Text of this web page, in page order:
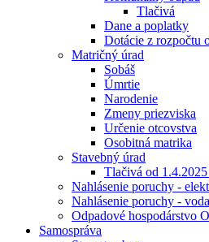
Tlačivá
Dane a poplatky
Dotácie z rozpočtu
Matričný úrad
Sobáš
Úmrtie
Narodenie
Zmeny priezviska
Určenie otcovstva
Osobitná matrika
Stavebný úrad
Tlačivá od
Nahlásenie poruchy -
Nahlásenie poruchy - voda
Odpadové hospodárstvo
Samospráva